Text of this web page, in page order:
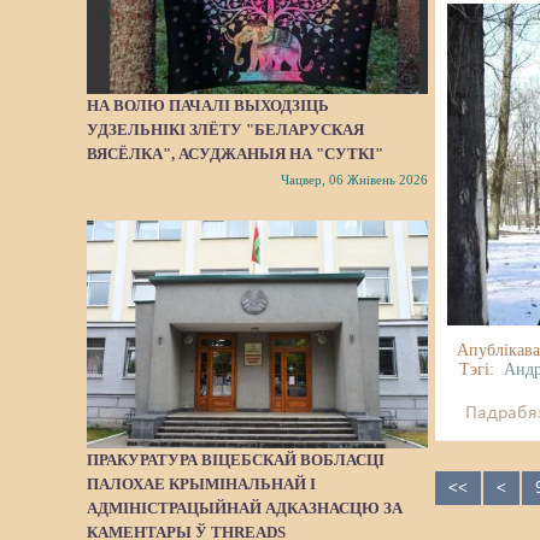
НА ВОЛЮ ПАЧАЛІ ВЫХОДЗІЦЬ
УДЗЕЛЬНІКІ ЗЛЁТУ "БЕЛАРУСКАЯ
ВЯСЁЛКА", АСУДЖАНЫЯ НА "СУТКІ"
Чацвер, 06 Жнівень 2026
ПРАКУРАТУРА ВІЦЕБСКАЙ ВОБЛАСЦІ
ПАЛОХАЕ КРЫМІНАЛЬНАЙ І
АДМІНІСТРАЦЫЙНАЙ АДКАЗНАСЦЮ ЗА
КАМЕНТАРЫ Ў THREADS
Тэгі:
<< <